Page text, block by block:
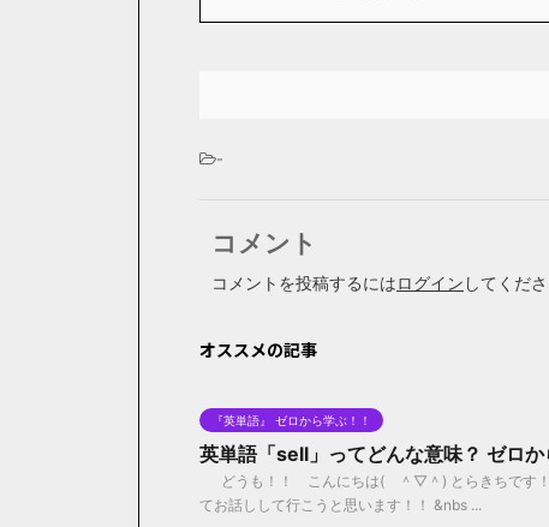
-
コメント
コメントを投稿するにはログイン してくださ
オススメの記事
『英単語』 ゼロから学ぶ！！
英単語「sell」ってどんな意味？ ゼロか
どうも！！ こんにちは( ＾▽＾) とらきちです！
てお話しして行こうと思います！！ &nbs ...